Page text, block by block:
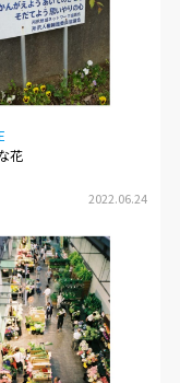
花
2022.06.24